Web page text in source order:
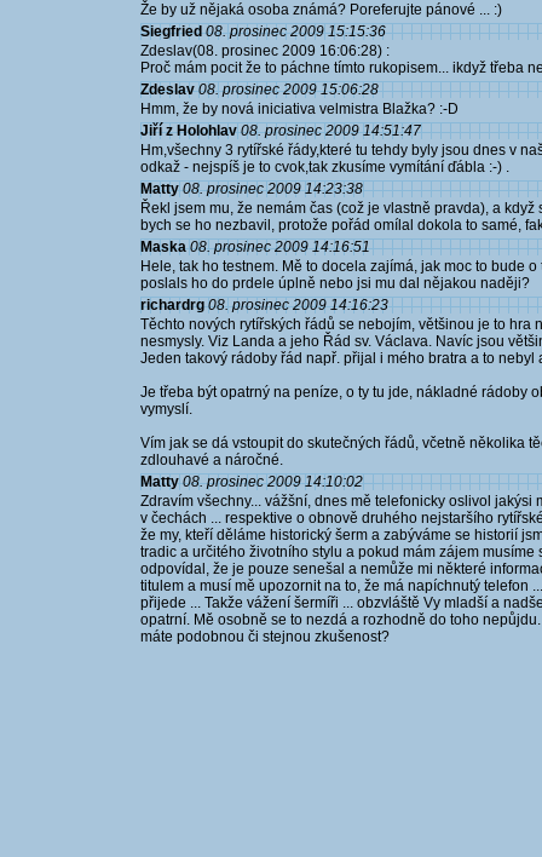
Že by už nějaká osoba známá? Poreferujte pánové ... :)
Siegfried 08. prosinec 2009 15:15:36
Zdeslav(08. prosinec 2009 16:06:28) :
Proč mám pocit že to páchne tímto rukopisem... ikdyž třeba
Zdeslav 08. prosinec 2009 15:06:28
Hmm, že by nová iniciativa velmistra Blažka? :-D
Jiří z Holohlav 08. prosinec 2009 14:51:47
Hm,všechny 3 rytířské řády,které tu tehdy byly jsou dnes v
odkaž - nejspíš je to cvok,tak zkusíme vymítání ďábla :-) .
Matty 08. prosinec 2009 14:23:38
Řekl jsem mu, že nemám čas (což je vlastně pravda), a
bych se ho nezbavil, protože pořád omílal dokola to samé,
Maska 08. prosinec 2009 14:16:51
Hele, tak ho testnem. Mě to docela zajímá, jak moc to bude
poslals ho do prdele úplně nebo jsi mu dal nějakou naději?
richardrg 08. prosinec 2009 14:16:23
Těchto nových rytířských řádů se nebojím, většinou je to
nesmysly. Viz Landa a jeho Řád sv. Václava. Navíc jsou
Jeden takový rádoby řád např. přijal i mého bratra a to nebyl
Je třeba být opatrný na peníze, o ty tu jde, nákladné rádoby
vymyslí.
Vím jak se dá vstoupit do skutečných řádů, včetně několika
zdlouhavé a náročné.
Matty 08. prosinec 2009 14:10:02
Zdravím všechny... vážšní, dnes mě telefonicky oslivol
v čechách ... respektive o obnově druhého nejstaršího
že my, kteří děláme historický šerm a zabýváme se historií
tradic a určitého životního stylu a pokud mám zájem
odpovídal, že je pouze senešal a nemůže mi některé
titulem a musí mě upozornit na to, že má napíchnutý telefon
přijede ... Takže vážení šermíři ... obzvláště Vy mladší a
opatrní. Mě osobně se to nezdá a rozhodně do toho
máte podobnou či stejnou zkušenost?